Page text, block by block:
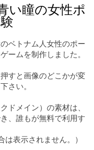
い瞳の女性ポ
ベトナム人女性のポー
ームを制作しました。
すと画像のどこかが変
さい。
ドメイン）の素材は、
、誰もが無料で利用す
は表示されません。）